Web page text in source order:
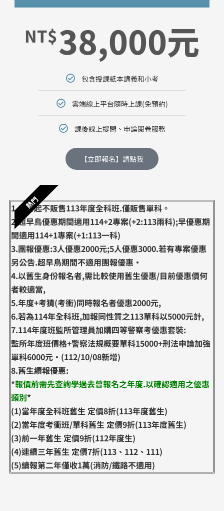
NT$38,000元
包含授課紙本講義和小考
雲端線上平台隨時上課(免預約)
課後線上提問、申論閱卷服務
【立即報名】請點我
熱門
1.二月起不販售113年度全科班.僅販售單科。
2.超早鳥優惠期間適用114+2專案(+2:113兩科);早優惠期
間適用114+1專案(+1:113一科)
3.團報優惠:3人優惠2000元;5人優惠3000.若有專案優惠
另公告.超早鳥期間不適用團報優惠·
4.以舊生身份報名者,需比較使用舊生優惠/目前優惠價何
者較適當,
5.年度+考猜(考衝)同時報名者優惠2000元,
6.若為114年全科班,加報同性質之113單科以5000元計,
7.114年度班監所管理員加購四等警察考優惠套裝:
監所年度班價格+警察法規概要單科15000+刑法申論加強
單科6000元·(112/10/08新增)
8.舊生續報優惠:
*報價前需先查詢學過去曾報名之年度.以確認適用之優惠
類別*
(1)當年度全科班舊生 定價8折(113年度舊生)
(2)當年度考衝班/單科舊生 定價9折(113年度舊生)
(3)前一年舊生 定價9折(112年度生)
(4)連續三年舊生 定價7折(113、112、111)
(5)續報第二年僅收1萬(消防/鐵路不適用)